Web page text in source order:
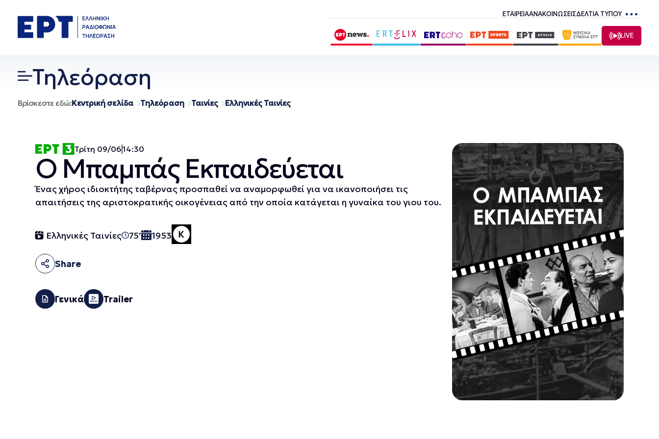
περιεχόμενο
ΕΤΑΙΡΕΙΑΑΝΑΚΟΙΝΩΣΕΙΣΔΕΛΤΙΑ ΤΥΠΟΥ
LIVE
Τηλεόραση
Βρίσκεστε εδώ:Κεντρική σελίδα Τηλεόραση Ταινίες Ελληνικές Ταινίες
Τρίτη 09/0614:30
Ο Μπαμπάς Εκπαιδεύεται
Ένας χήρος ιδιοκτήτης ταβέρνας προσπαθεί να αναμορφωθεί για να ικανοποιήσει τις
απαιτήσεις της αριστοκρατικής οικογένειας από την οποία κατάγεται η γυναίκα του γιου του.
Ελληνικές Ταινίες 75’ 1953
Share
Γενικά Trailer